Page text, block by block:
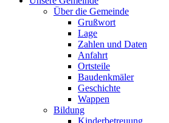
Über die Gemeinde
Grußwort
Lage
Zahlen und Daten
Anfahrt
Ortsteile
Baudenkmäler
Geschichte
Wappen
Bildung
Kinderbetreuung